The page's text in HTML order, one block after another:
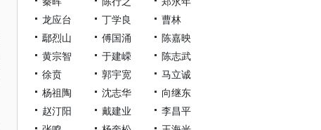
龙应台
丁学良
曹林
鄢烈山
傅国涌
陈嘉映
黄宗智
于建嵘
陈志武
徐贲
郭宇宽
马立诚
杨祖陶
沈志华
向继东
赵汀阳
戴建业
李昌平